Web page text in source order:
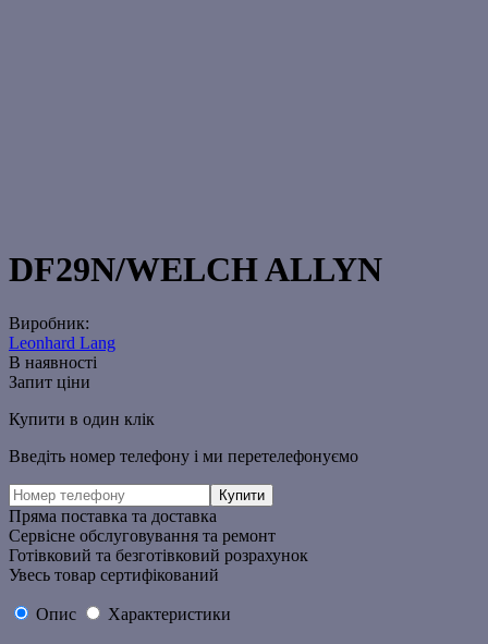
DF29N/WELCH ALLYN
Виробник:
Leonhard Lang
В наявності
Запит ціни
Купити в один клік
Введіть номер телефону і ми перетелефонуємо
Пряма поставка та доставка
Сервісне обслуговування та ремонт
Готівковий та безготівковий розрахунок
Увесь товар сертифікований
Опис Характеристики